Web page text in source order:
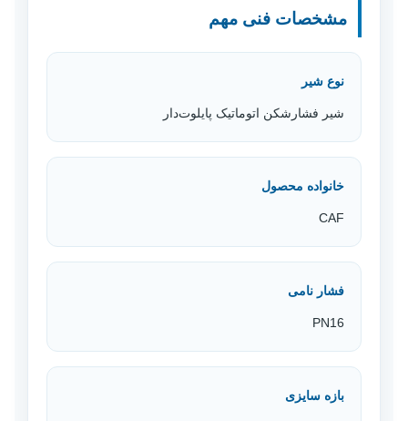
مشخصات فنی مهم
نوع شیر
شیر فشارشکن اتوماتیک پایلوت‌دار
خانواده محصول
CAF
فشار نامی
PN16
بازه سایزی